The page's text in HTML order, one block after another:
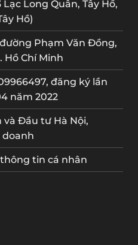
Lạc Long Quân, Tây Hồ,
Hồ)
Phạm Văn Đồng,
Hồ Chí Minh
đăng ký lần
năm 2022
và Đầu tư Hà Nội,
tin cá nhân